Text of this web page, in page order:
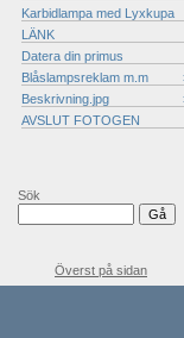
Karbidlampa med Lyxkupa
LÄNK
Datera din primus
Blåslampsreklam m.m
Beskrivning.jpg
AVSLUT FOTOGEN
Sök
Överst på sidan